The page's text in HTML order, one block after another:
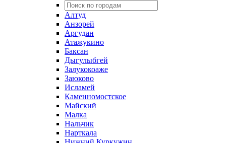
Алтуд
Анзорей
Аргудан
Атажукино
Баксан
Дыгулыбгей
Залукокоаже
Заюково
Исламей
Каменномостское
Майский
Малка
Нальчик
Нарткала